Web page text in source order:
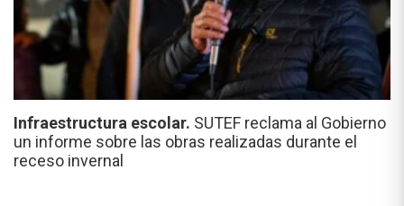
Infraestructura escolar. SUTEF reclama al Gobierno
un informe sobre las obras realizadas durante el
receso invernal